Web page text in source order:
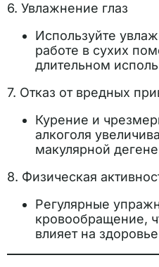
6. Увлажнение глаз
Используйте
работе в сухих
длительном
7. Отказ от вредных
Курение и
алкоголя
макулярной
8. Физическая
Регулярные
кровообращение,
влияет на здоровье